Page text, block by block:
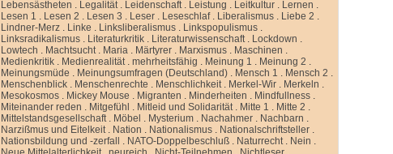
Lebensästheten . Legalität. Leidenschaft. Leistung . Leitkultur . Lernen .
Lesen 1 . Lesen 2 . Lesen 3 . Leser . Leseschlaf. Liberalismus . Liebe 2 .
Lindner-Merz . Linke . Linksliberalismus . Linkspopulismus .
Linksradikalismus . Literaturkritik . Literaturwissenschaft. Lockdown .
Lowtech . Machtsucht. Maria . Märtyrer . Marxismus . Maschinen .
Medienkritik . Medienrealität.mehrheitsfähig . Meinung 1 . Meinung 2 .
Meinungsmüde . Meinungsumfragen (Deutschland) . Mensch 1 . Mensch 2 .
Menschenblick . Menschenrechte . Menschlichkeit. Merkel-Wir . Merkeln .
Mesokosmos . Mickey Mouse . Migranten . Minderheiten . Mindfullness .
Miteinander reden . Mitgefühl . Mitleid und Solidarität. Mitte 1 . Mitte 2 .
Mittelstandsgesellschaft. Möbel . Mysterium . Nachahmer . Nachbarn .
Narzißmus und Eitelkeit. Nation . Nationalismus . Nationalschriftsteller .
Nationsbildung und -zerfall
. NATO-Doppelbeschluß . Naturrecht. Nein .